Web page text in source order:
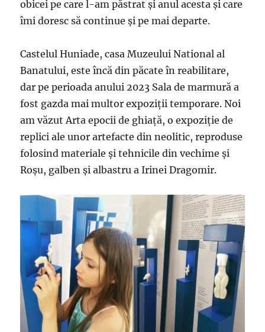
obicei pe care l-am păstrat și anul acesta și care
îmi doresc să continue și pe mai departe.
Castelul Huniade, casa Muzeului National al
Banatului, este încă din păcate în reabilitare,
dar pe perioada anului 2023 Sala de marmură a
fost gazda mai multor expoziții temporare. Noi
am văzut Arta epocii de ghiață, o expoziție de
replici ale unor artefacte din neolitic, reproduse
folosind materiale și tehnicile din vechime și
Roșu, galben și albastru a Irinei Dragomir.